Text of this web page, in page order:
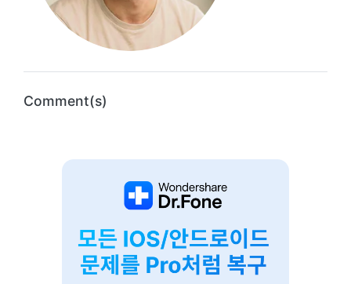
Comment(s)